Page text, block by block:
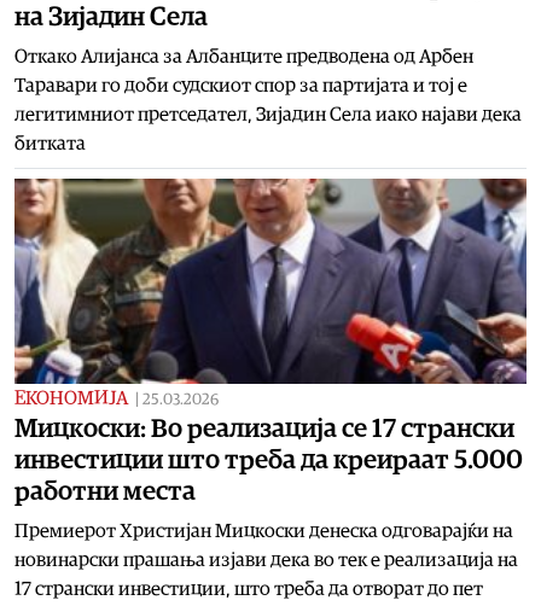
на Зијадин Села
Откако Алијанса за Албанците предводена од Арбен
Таравари го доби судскиот спор за партијата и тој е
легитимниот претседател, Зијадин Села иако најави дека
битката
ЕКОНОМИЈА 25.03.2026
Мицкоски: Во реализација се 17 странски
инвестиции што треба да креираат 5.000
работни места
Премиерот Христијан Мицкоски денеска одговарајќи на
новинарски прашања изјави дека во тек е реализација на
17 странски инвестиции, што треба да отворат до пет